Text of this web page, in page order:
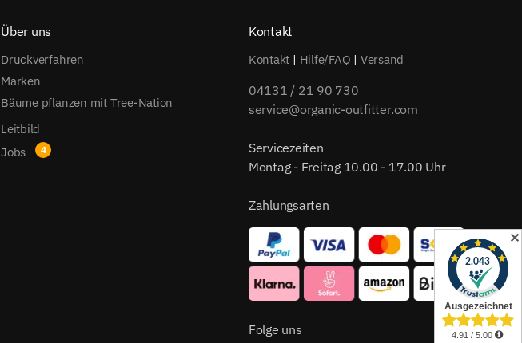
Über uns
Druckverfahren
Marken
Bäume pflanzen mit Tree-Nation
Leitbild
Jobs
Kontakt
Kontakt | Hilfe/FAQ | Versand
04131 / 21 90 730
service@organic-outfitter.com
Servicezeiten
Montag - Freitag 10.00 - 17.00 Uhr
Zahlungsarten
Folge uns
✕